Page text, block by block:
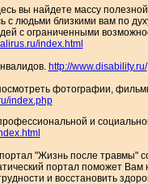
вы найдете массу
людьми близкими вам по
с ограниченными
index.html
http://www.disability.ru/
фотографии,
index.php
и
"Жизнь после травмы"
портал поможет
и восстановить